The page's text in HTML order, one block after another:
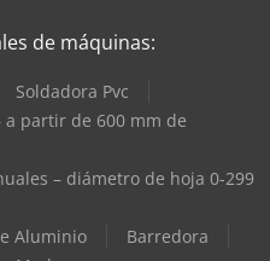
de máquinas:
Soldadora Pvc
partir de 600 mm de
– diámetro de hoja 0-299
Aluminio
Barredora